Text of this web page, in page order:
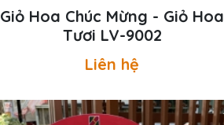
Giỏ Hoa Chúc Mừng - Giỏ Hoa
Tươi LV-9002
Liên hệ